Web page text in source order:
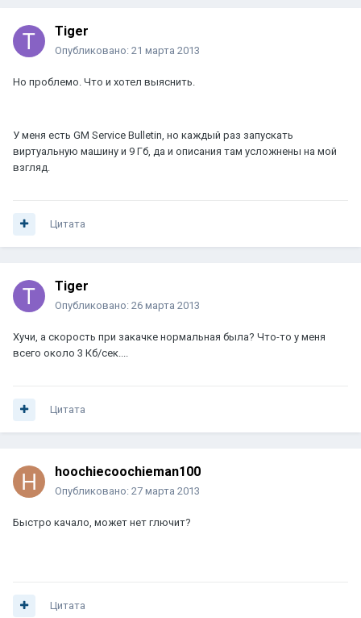
Tiger
Опубликовано: 21 марта 2013
Но проблемо. Что и хотел выяснить.
У меня есть GM Service Bulletin, но каждый раз запускать
виртуальную машину и 9 Гб, да и описания там усложнены на мой
взгляд.
Цитата
Tiger
Опубликовано: 26 марта 2013
Хучи, а скорость при закачке нормальная была? Что-то у меня
всего около 3 Кб/сек....
Цитата
hoochiecoochieman100
Опубликовано: 27 марта 2013
Быстро качало, может нет глючит?
Цитата